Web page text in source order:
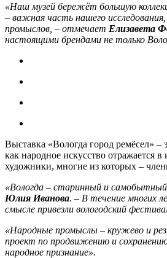
«Наш музей бережёт большую
– важная часть нашего
промыслов, – отмечает Елизавета
настоящими брендами не только
Выставка «Вологда город ремёсел»
как народное искусство отражается
художники, многие из которых –
«Вологда – старинный и самобытный
Юлия Иванова. – В течение многих
смысле привезли вологодский
«Народные промыслы – кружево и
проект по продвижению и
народное признание».